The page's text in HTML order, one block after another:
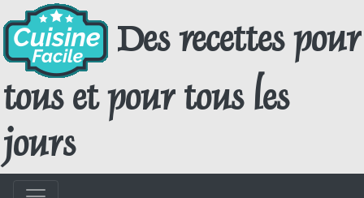
Des recettes pour
tous et pour tous les
jours